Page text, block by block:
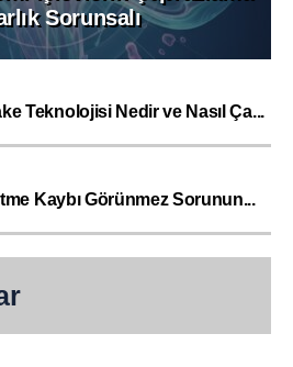
Sorunsalı
Teknolojisi Nedir ve Nasıl Ça...
Kaybı Görünmez Sorunun...